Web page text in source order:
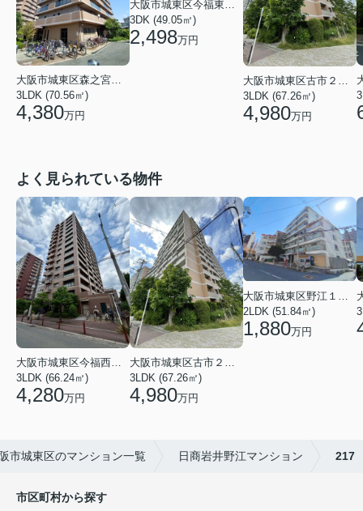
大阪市城東区森之宮２丁目
3LDK (70.56㎡)
4,380万円
3DK (49.05㎡)
2,498万円
3LDK (67.26㎡)
4,980万円
よく見られている物件
3LDK (66.24㎡)
4,280万円
大阪市城東区古市２丁目
3LDK (67.26㎡)
4,980万円
2LDK (51.84㎡)
1,880万円
市城東区のマンション一覧 日商岩井野江マンション 217
市区町村から探す